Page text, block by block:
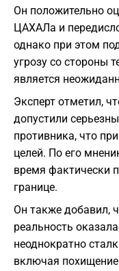
Он положительно
ЦАХАЛа и
однако при этом
угрозу со стороны
является
Эксперт отметил,
допустили
противника, что
целей. По его
время фактически
границе.
Он также добавил,
реальность
неоднократно
включая